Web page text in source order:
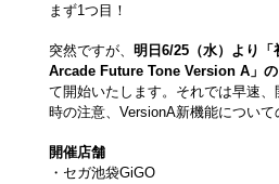
まず1つ目！
突然ですが、 明日6/25（水）より
Arcade Future Tone Version A」の
て開始いたします。それでは早速
時の注意、VersionA新機能について
開催店舗
・セガ池袋GiGO